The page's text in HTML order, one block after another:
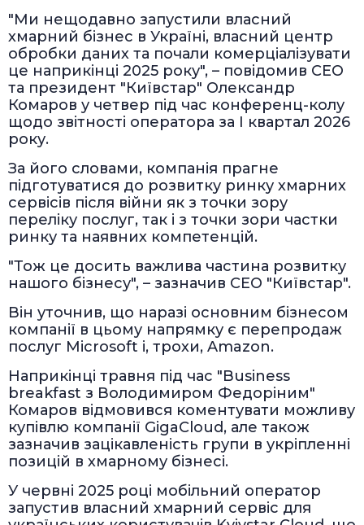
"Ми нещодавно запустили власний
хмарний бізнес в Україні, власний центр
обробки даних та почали комерціалізувати
це наприкінці 2025 року", – повідомив СЕО
та президент "Київстар" Олександр
Комаров у четвер під час конференц-колу
щодо звітності оператора за І квартал 2026
року.
За його словами, компанія прагне
підготуватися до розвитку ринку хмарних
сервісів після війни як з точки зору
переліку послуг, так і з точки зори частки
ринку та наявних компетенцій.
"Тож це досить важлива частина розвитку
нашого бізнесу", – зазначив СЕО "Київстар".
Він уточнив, що наразі основним бізнесом
компанії в цьому напрямку є перепродаж
послуг Microsoft і, трохи, Amazon.
Наприкінці травня під час "Business
breakfast з Володимиром Федоріним"
Комаров відмовився коментувати можливу
купівлю компанії GigaCloud, але також
зазначив зацікавленість групи в укріпленні
позицій в хмарному бізнесі.
У червні 2025 році мобільний оператор
запустив власний хмарний сервіс для